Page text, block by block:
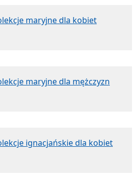
maryjne dla kobiet
maryjne dla mężczyzn
ignacjańskie dla kobiet